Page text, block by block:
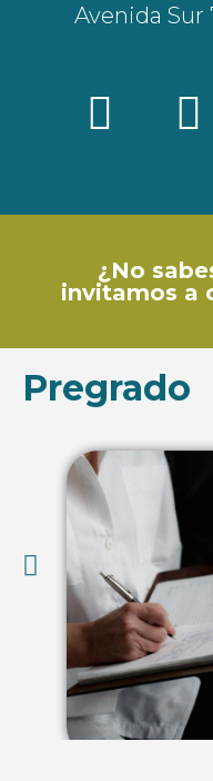
Avenida Sur
¿No
invitamos a
Pregrado